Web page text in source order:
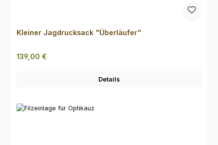
Kleiner Jagdrucksack "Überläufer"
Regulärer Preis:
139,00 €
Details